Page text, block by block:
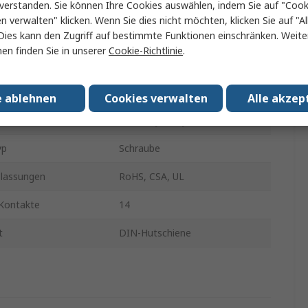
Relaissockel
250V
10A
Schraube
RoHS, CSA, UL
14
DIN-Hutschiene
Sie können Ihre Cookies auswählen, indem Sie auf
verwalten" klicken. Wenn Sie dies nicht möchten, klicken Sie auf
kann den Zugriff auf bestimmte Funktionen einschränken.
finden Sie in unsererCookie-Richtlinie.
Alle
Cookies verwalten
ablehnen